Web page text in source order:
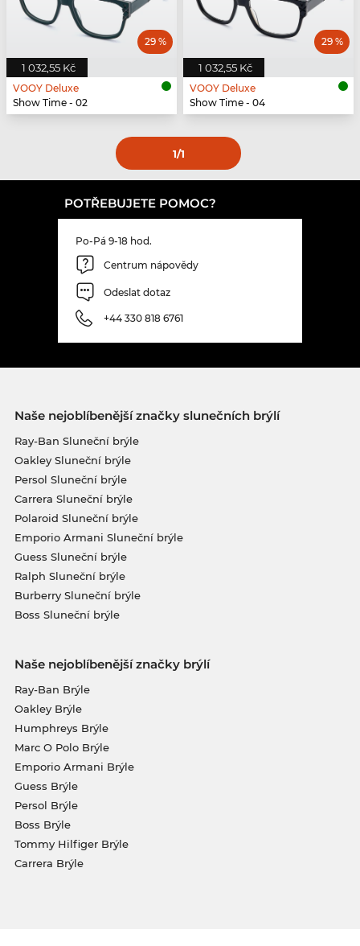
1 032,55 Kč
29 %
VOOY Deluxe
Show Time - 02
1 032,55 Kč
29 %
VOOY Deluxe
Show Time - 04
1/1
POTŘEBUJETE POMOC?
Po-Pá 9-18 hod.
Centrum nápovědy
Odeslat dotaz
+44 330 818 6761
Naše nejoblíbenější značky slunečních brýlí
Ray-Ban Sluneční brýle
Oakley Sluneční brýle
Persol Sluneční brýle
Carrera Sluneční brýle
Polaroid Sluneční brýle
Emporio Armani Sluneční brýle
Guess Sluneční brýle
Ralph Sluneční brýle
Burberry Sluneční brýle
Boss Sluneční brýle
Naše nejoblíbenější značky brýlí
Ray-Ban Brýle
Oakley Brýle
Humphreys Brýle
Marc O Polo Brýle
Emporio Armani Brýle
Guess Brýle
Persol Brýle
Boss Brýle
Tommy Hilfiger Brýle
Carrera Brýle